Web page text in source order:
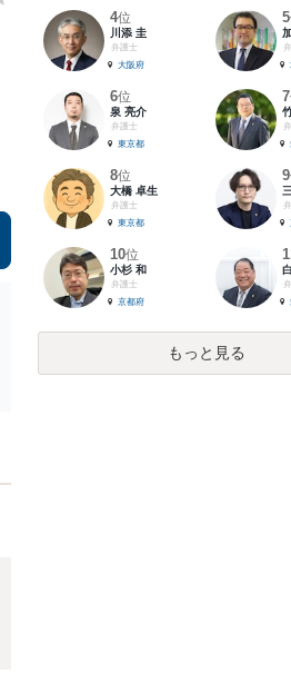
4位
川添 圭
弁護士
大阪府
5
6位
泉 亮介
弁護士
東京都
7
8位
大橋 卓生
弁護士
東京都
9
10位
小杉 和
弁護士
京都府
もっと見る